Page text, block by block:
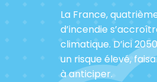
La France,
d’incendie
climatique. D’ici
un risque élevé,
à anticiper.